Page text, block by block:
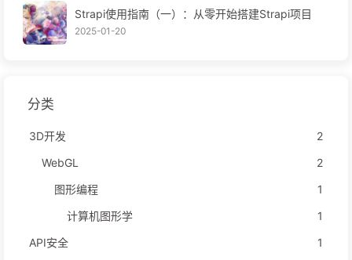
Strapi使用指南（一）：从零开始搭建Strapi项目
2025-01-20
分类
3D开发
2
WebGL
2
图形编程
1
计算机图形学
1
API安全
1